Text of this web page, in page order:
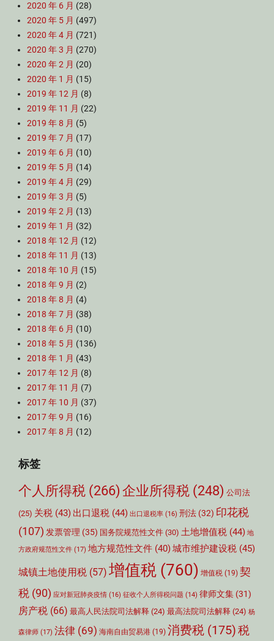
2020 年 6 月 (28)
2020 年 5 月 (497)
2020 年 4 月 (721)
2020 年 3 月 (270)
2020 年 2 月 (20)
2020 年 1 月 (15)
2019 年 12 月 (8)
2019 年 11 月 (22)
2019 年 8 月 (5)
2019 年 7 月 (17)
2019 年 6 月 (10)
2019 年 5 月 (14)
2019 年 4 月 (29)
2019 年 3 月 (5)
2019 年 2 月 (13)
2019 年 1 月 (32)
2018 年 12 月 (12)
2018 年 11 月 (13)
2018 年 10 月 (15)
2018 年 9 月 (2)
2018 年 8 月 (4)
2018 年 7 月 (38)
2018 年 6 月 (10)
2018 年 5 月 (136)
2018 年 1 月 (43)
2017 年 12 月 (8)
2017 年 11 月 (7)
2017 年 10 月 (37)
2017 年 9 月 (16)
2017 年 8 月 (12)
标签
个人所得税 (266) 企业所得税 (248) 公司法
(25) 关税 (43) 出口退税 (44) 出口退税率 (16) 刑法 (32) 印花税
(107) 发票管理 (35) 国务院规范性文件 (30) 土地增值税 (44) 地
方政府规范性文件 (17) 地方规范性文件 (40)城市维护建设税 (45)
城镇土地使用税 (57) 增值税 (760) 增值税 (19) 契
税 (90) 应对新冠肺炎疫情 (16) 征收个人所得税问题 (14) 律师文集 (31)
房产税 (66) 最高人民法院司法解释 (24) 最高法院司法解释 (24) 杨
森律师 (17) 法律 (69) 海南自由贸易港 (19) 消费税 (175)税